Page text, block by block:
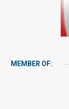
MEMBER OF: